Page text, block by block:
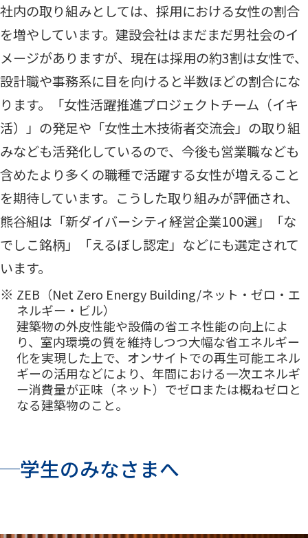
社内の取り組みとしては、採用における女性の割合
を増やしています。建設会社はまだまだ男社会のイ
メージがありますが、現在は採用の約3割は女性で、
設計職や事務系に目を向けると半数ほどの割合にな
ります。「女性活躍推進プロジェクトチーム（イキ
活）」の発足や「女性土木技術者交流会」の取り組
みなども活発化しているので、今後も営業職なども
含めたより多くの職種で活躍する女性が増えること
を期待しています。こうした取り組みが評価され、
熊谷組は「新ダイバーシティ経営企業100選」「な
でしこ銘柄」「えるぼし認定」などにも選定されて
います。
ZEB（Net Zero Energy Building/ネット・ゼロ・エ
ネルギー・ビル）
建築物の外皮性能や設備の省エネ性能の向上によ
り、室内環境の質を維持しつつ大幅な省エネルギー
化を実現した上で、オンサイトでの再生可能エネル
ギーの活用などにより、年間における一次エネルギ
ー消費量が正味（ネット）でゼロまたは概ねゼロと
なる建築物のこと。
学生のみなさまへ